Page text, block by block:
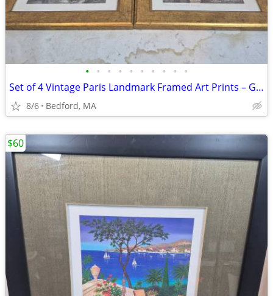
• • • • • • • • • •
Set of 4 Vintage Paris Landmark Framed Art Prints – Gold Ornate Frames
8/6 Bedford, MA
$60